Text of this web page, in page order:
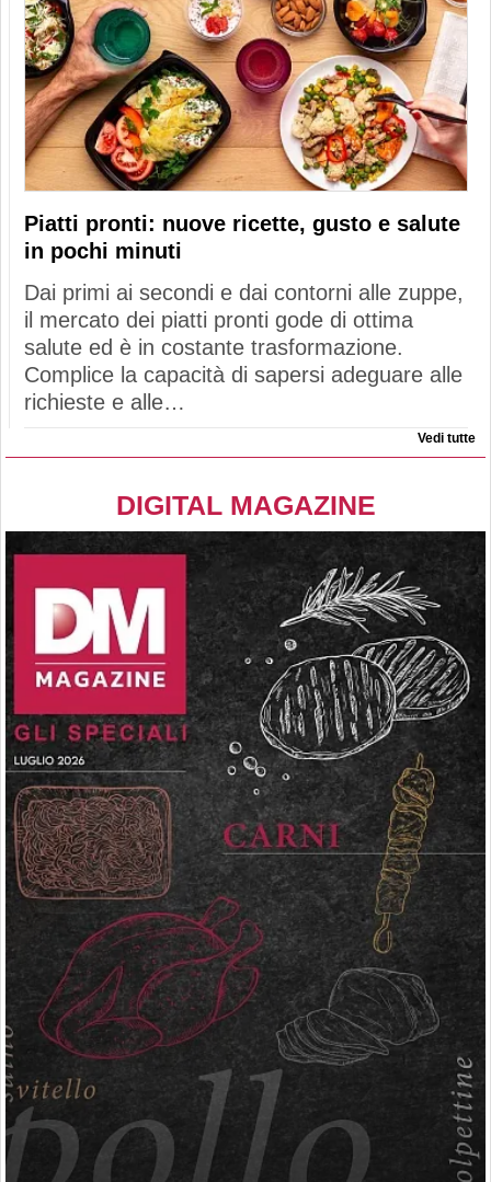
Piatti pronti: nuove ricette, gusto e salute
in pochi minuti
Dai primi ai secondi e dai contorni alle zuppe,
il mercato dei piatti pronti gode di ottima
salute ed è in costante trasformazione.
Complice la capacità di sapersi adeguare alle
richieste e alle…
Vedi tutte
DIGITAL MAGAZINE